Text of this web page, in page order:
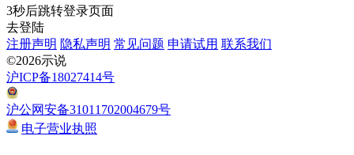
3秒后跳转登录页面
去登陆
注册声明 隐私声明 常见问题 申请试用 联系我们
©2026示说
沪ICP备18027414号
沪公网安备31011702004679号
电子营业执照